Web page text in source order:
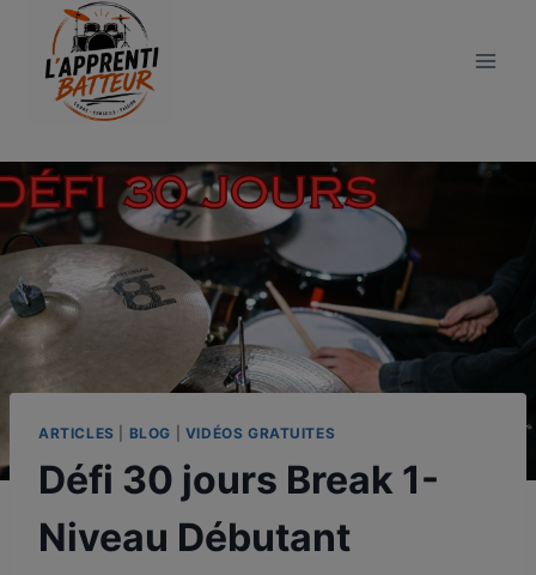
contenu
ARTICLES BLOG VIDÉOS GRATUITES
Défi 30 jours Break 1-
Niveau Débutant